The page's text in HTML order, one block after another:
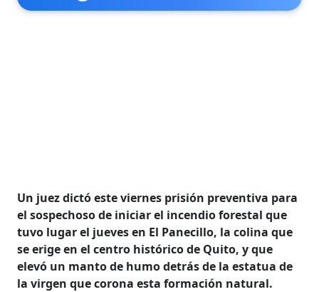
Un juez dictó este viernes prisión preventiva para
el sospechoso de iniciar el incendio forestal que
tuvo lugar el jueves en El Panecillo, la colina que
se erige en el centro histórico de Quito, y que
elevó un manto de humo detrás de la estatua de
la virgen que corona esta formación natural.